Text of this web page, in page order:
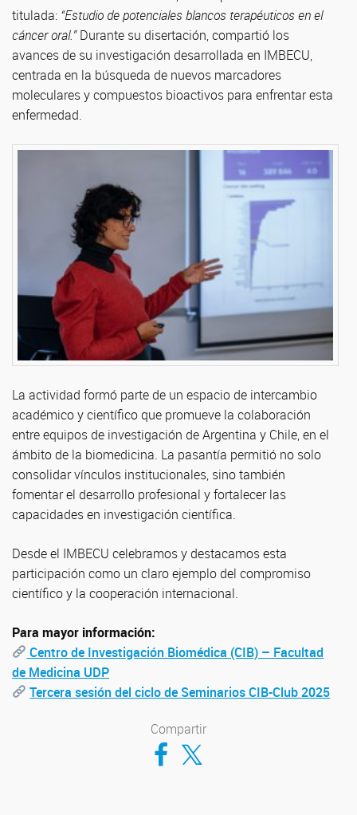
titulada: “Estudio de potenciales blancos terapéuticos en el
cáncer oral.”Durante su disertación, compartió los
avances de su investigación desarrollada en IMBECU,
centrada en la búsqueda de nuevos marcadores
moleculares y compuestos bioactivos para enfrentar esta
enfermedad.
La actividad formó parte de un espacio de intercambio
académico y científico que promueve la colaboración
entre equipos de investigación de Argentina y Chile, en el
ámbito de la biomedicina. La pasantía permitió no solo
consolidar vínculos institucionales, sino también
fomentar el desarrollo profesional y fortalecer las
capacidades en investigación científica.
Desde el IMBECU celebramos y destacamos esta
participación como un claro ejemplo del compromiso
científico y la cooperación internacional.
Para mayor información:
Centro de Investigación Biomédica (CIB) – Facultad
de Medicina UDP
Tercera sesión del ciclo de Seminarios CIB-Club 2025
Compartir
Compartir en Facebook
Compartir en Twitter